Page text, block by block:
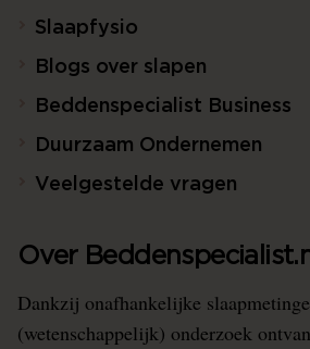
Slaapfysio
Blogs over slapen
Beddenspecialist Business
Duurzaam Ondernemen
Veelgestelde vragen
Over
Dankzij onafhankelijke
(wetenschappelijk) onderzoek